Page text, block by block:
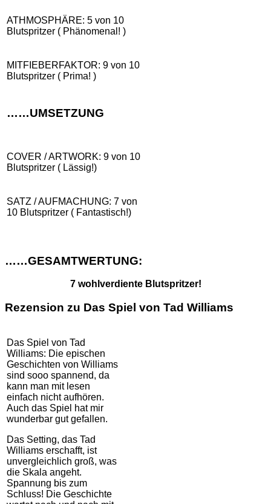
ATHMOSPHÄRE: 5 von 10
Blutspritzer ( Phänomenal! )
MITFIEBERFAKTOR: 9 von 10
Blutspritzer ( Prima! )
……UMSETZUNG
COVER / ARTWORK: 9 von 10
Blutspritzer ( Lässig!)
SATZ / AUFMACHUNG: 7 von
10 Blutspritzer ( Fantastisch!)
……GESAMTWERTUNG:
7 wohlverdiente Blutspritzer!
Rezension zu Das Spiel von Tad Williams
Das Spiel von Tad
Williams: Die epischen
Geschichten von Williams
sind sooo spannend, da
kann man mit lesen
einfach nicht aufhören.
Auch das Spiel hat mir
wunderbar gut gefallen.
Das Setting, das Tad
Williams erschafft, ist
unvergleichlich groß, was
die Skala angeht.
Spannung bis zum
Schluss! Die Geschichte